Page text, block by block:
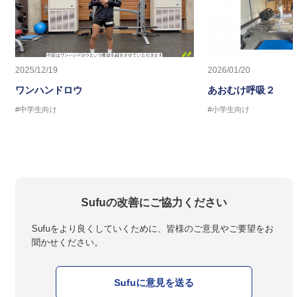
2025/12/19
ワンハンドロウ
#中学生向け
2026/01/20
あおむけ呼吸２
#小学生向け
Sufuの改善にご協力ください
Sufuをより良くしていくために、皆様のご意見やご要望をお
聞かせください。
Sufuに意見を送る